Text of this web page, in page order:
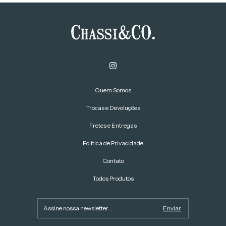
Quem Somos
Trocas e Devoluções
Fretes e Entregas
Política de Privacidade
Contato
Todos Produtos